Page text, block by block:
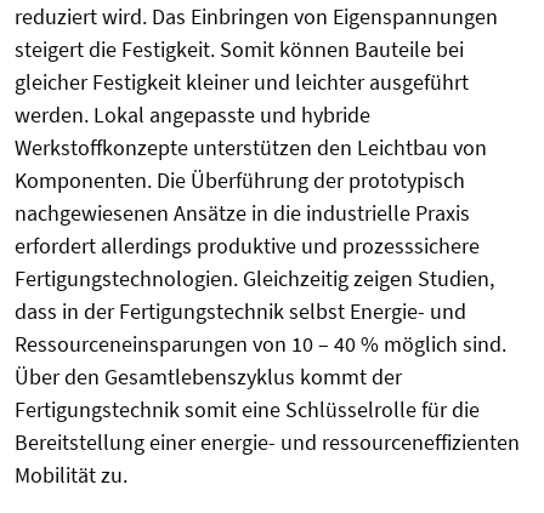
reduziert wird. Das Einbringen von Eigenspannungen
steigert die Festigkeit. Somit können Bauteile bei
gleicher Festigkeit kleiner und leichter ausgeführt
werden. Lokal angepasste und hybride
Werkstoffkonzepte unterstützen den Leichtbau von
Komponenten. Die Überführung der prototypisch
nachgewiesenen Ansätze in die industrielle Praxis
erfordert allerdings produktive und prozesssichere
Fertigungstechnologien. Gleichzeitig zeigen Studien,
dass in der Fertigungstechnik selbst Energie- und
Ressourceneinsparungen von 10 – 40 % möglich sind.
Über den Gesamtlebenszyklus kommt der
Fertigungstechnik somit eine Schlüsselrolle für die
Bereitstellung einer energie- und ressourceneffizienten
Mobilität zu.